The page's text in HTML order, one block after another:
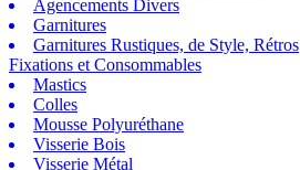
Agencements Divers
Garnitures
Garnitures Rustiques, de Style, Rétros
Fixations et Consommables
Mastics
Colles
Mousse Polyuréthane
Visserie Bois
Visserie Métal